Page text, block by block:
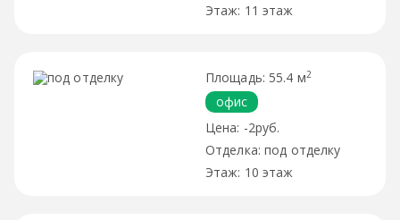
11 этаж
55.4 м2
офис
-2руб.
под отделку
10 этаж